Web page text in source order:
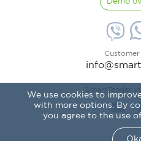
We use cookies to
with more options. By
you agree to the use
Demo